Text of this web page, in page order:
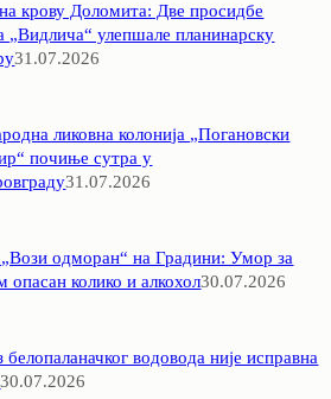
крову Доломита: Две просидбе
„Видлича“ улепшале планинарску
31.07.2026
ликовна колонија „Погановски
почиње сутра у
31.07.2026
„Вози одморан“ на Градини: Умор за
опасан колико и алкохол30.07.2026
белопаланачког водовода није исправна
30.07.2026